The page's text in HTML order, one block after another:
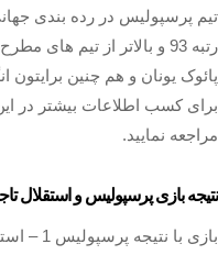
رتبه 93 و بالاتر از تیم‌
پائوک یونان و هم چنین
برای کسب اطلاعات بیشتر در
مراجعه نمایید.
نتیجه بازی پرسپولیس و استقلال
بازی با